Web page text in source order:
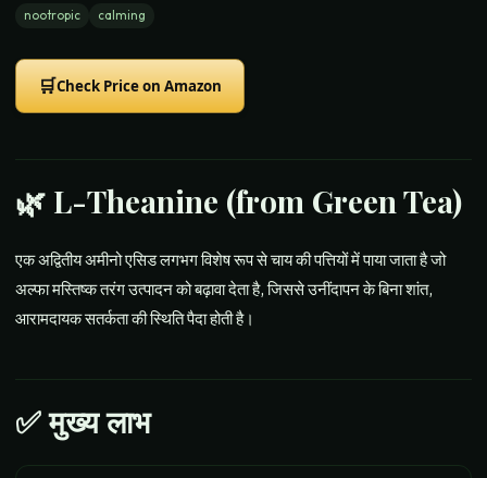
nootropic calming
🛒Check Price on Amazon
🌿 L-Theanine (from Green Tea)
एक अद्वितीय अमीनो एसिड लगभग विशेष रूप से चाय की पत्तियों में पाया जाता है जो
अल्फा मस्तिष्क तरंग उत्पादन को बढ़ावा देता है, जिससे उनींदापन के बिना शांत,
आरामदायक सतर्कता की स्थिति पैदा होती है।
✅मुख्य लाभ